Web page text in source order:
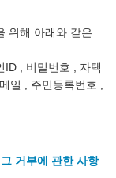
위해 아래와 같은
ID , 비밀번호 , 자택
일 , 주민등록번호 ,
거부에 관한 사항